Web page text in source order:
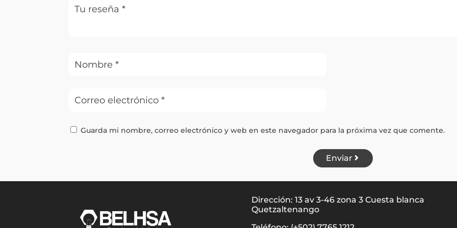
Guarda mi nombre, correo electrónico y web en este navegador para la próxima vez que comente.
Enviar
Dirección: 13 av 3-46 zona 3 Cuesta blanca
Quetzaltenango